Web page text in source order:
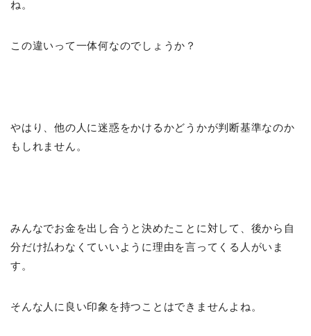
ね。
この違いって一体何なのでしょうか？
やはり、他の人に迷惑をかけるかどうかが判断基準なのか
もしれません。
みんなでお金を出し合うと決めたことに対して、後から自
分だけ払わなくていいように理由を言ってくる人がいま
す。
そんな人に良い印象を持つことはできませんよね。